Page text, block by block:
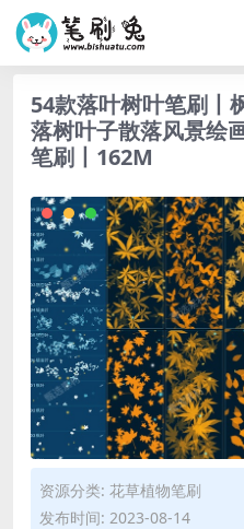
54款落叶树叶笔刷丨
落树叶子散落风景
笔刷丨162M
资源分类: 花草植物笔刷
发布时间: 2023-08-14